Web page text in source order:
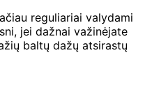
reguliariai valydami
jei dažnai važinėjate
baltų dažų atsirastų